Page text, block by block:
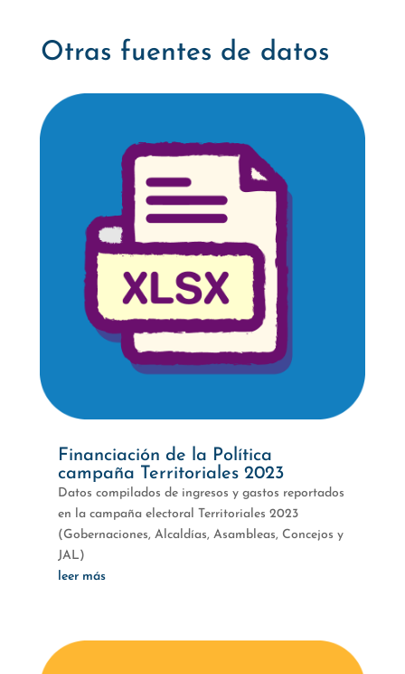
Otras fuentes de datos
Financiación de la Política
campaña Territoriales 2023
Datos compilados de ingresos y gastos reportados
en la campaña electoral Territoriales 2023
(Gobernaciones, Alcaldías, Asambleas, Concejos y
JAL)
leer más